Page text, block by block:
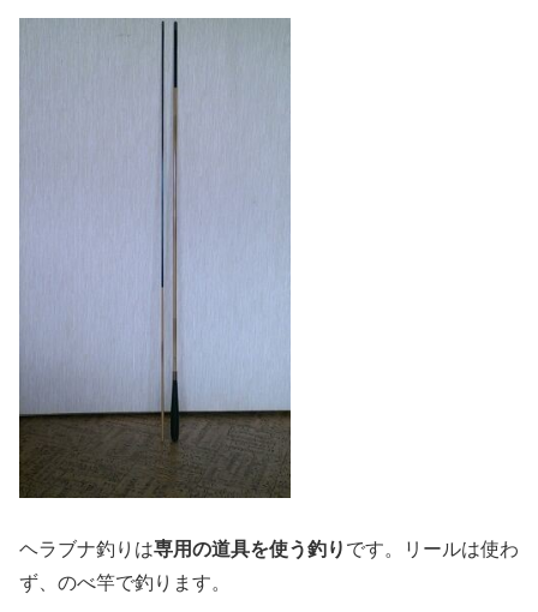
ヘラブナ釣りは専用の道具を使う釣り です。リールは使わ
ず、のべ竿で釣ります。